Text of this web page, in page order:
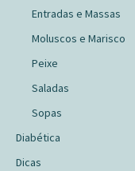
Entradas e Massas
Moluscos e Marisco
Peixe
Saladas
Sopas
Diabética
Dicas